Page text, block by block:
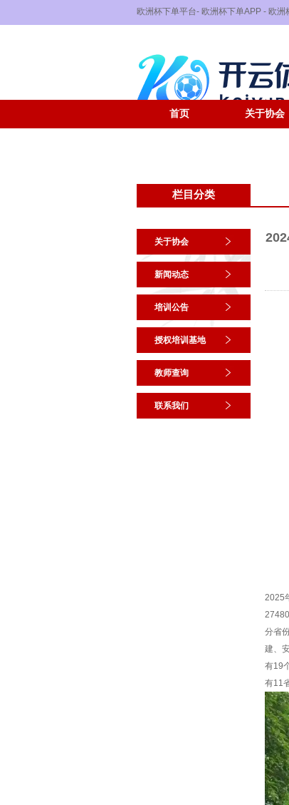
欧洲杯下单平台- 欧洲杯下单APP - 欧洲
首页 关于协会
栏目分类
关于协会
新闻动态
培训公告
授权培训基地
教师查询
联系我们
2025
分省
建、
有19
有11